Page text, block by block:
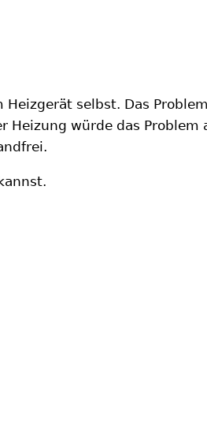
selbst. Das
Heizung würde das Problem